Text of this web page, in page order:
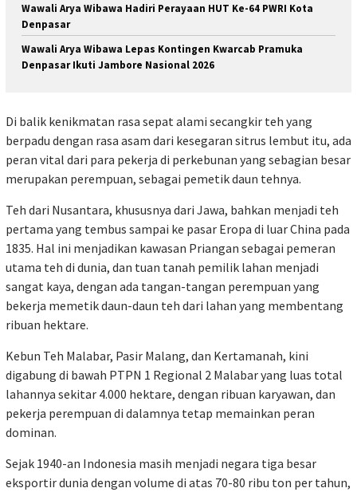
Wawali Arya Wibawa Hadiri Perayaan HUT Ke-64 PWRI Kota
Denpasar
Wawali Arya Wibawa Lepas Kontingen Kwarcab Pramuka
Denpasar Ikuti Jambore Nasional 2026
Di balik kenikmatan rasa sepat alami secangkir teh yang
berpadu dengan rasa asam dari kesegaran sitrus lembut itu, ada
peran vital dari para pekerja di perkebunan yang sebagian besar
merupakan perempuan, sebagai pemetik daun tehnya.
Teh dari Nusantara, khususnya dari Jawa, bahkan menjadi teh
pertama yang tembus sampai ke pasar Eropa di luar China pada
1835. Hal ini menjadikan kawasan Priangan sebagai pemeran
utama teh di dunia, dan tuan tanah pemilik lahan menjadi
sangat kaya, dengan ada tangan-tangan perempuan yang
bekerja memetik daun-daun teh dari lahan yang membentang
ribuan hektare.
Kebun Teh Malabar, Pasir Malang, dan Kertamanah, kini
digabung di bawah PTPN 1 Regional 2 Malabar yang luas total
lahannya sekitar 4.000 hektare, dengan ribuan karyawan, dan
pekerja perempuan di dalamnya tetap memainkan peran
dominan.
Sejak 1940-an Indonesia masih menjadi negara tiga besar
eksportir dunia dengan volume di atas 70-80 ribu ton per tahun,